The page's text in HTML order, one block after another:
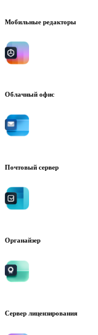
Мобильные редакторы
Облачный офис
Почтовый сервер
Органайзер
Сервер лицензирования